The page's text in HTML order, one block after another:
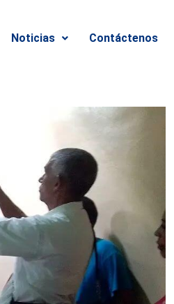
Noticias Contáctenos